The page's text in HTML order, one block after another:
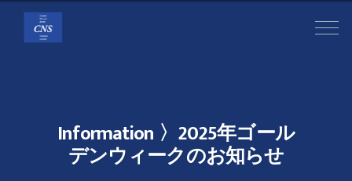
Information 〉2025年ゴール
デンウィークのお知らせ